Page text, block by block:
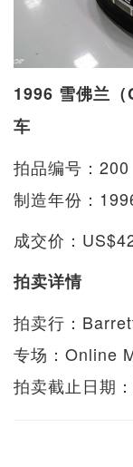
1996 雪佛兰
车
拍品编号：200
制造年份：
成交价：
拍卖详情
拍卖行：
专场：Online
拍卖截止日期